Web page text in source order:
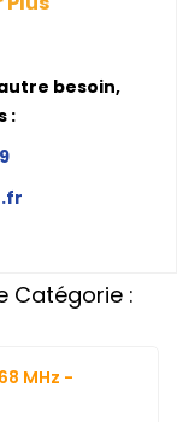
besoin,
:
Catégorie :
MHz -